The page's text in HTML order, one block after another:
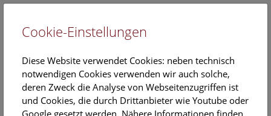
EN
Cookie-Einstellungen
Diese Website verwendet Cookies: neben technisch
notwendigen Cookies verwenden wir auch solche,
deren Zweck die Analyse von Webseitenzugriffen ist
und Cookies, die durch Drittanbieter wie Youtube oder
Google gesetzt werden. Nähere Informationen finden